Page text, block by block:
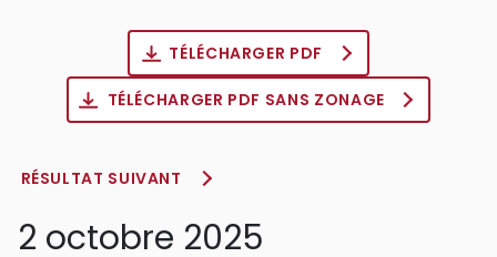
TÉLÉCHARGER PDF
TÉLÉCHARGER PDF SANS ZONAGE
RÉSULTAT SUIVANT
2 octobre 2025